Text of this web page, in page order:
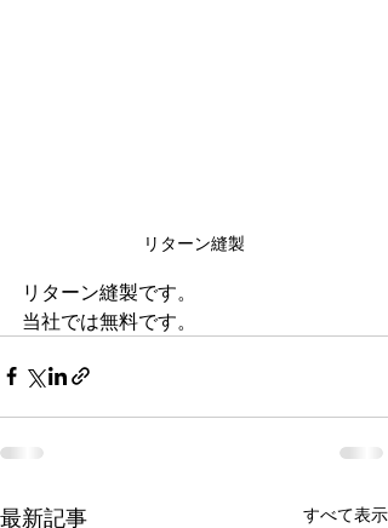
リターン縫製
リターン縫製です。
当社では無料です。
最新記事 すべて表示